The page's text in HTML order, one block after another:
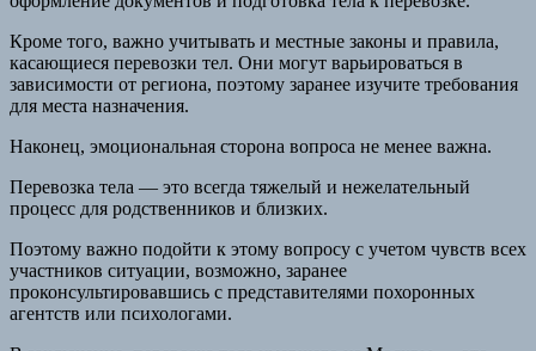
Кроме того, важно учитывать и местные законы и правила,
касающиеся перевозки тел. Они могут варьироваться в
зависимости от региона, поэтому заранее изучите требования
для места назначения.
Наконец, эмоциональная сторона вопроса не менее важна.
Перевозка тела — это всегда тяжелый и нежелательный
процесс для родственников и близких.
Поэтому важно подойти к этому вопросу с учетом чувств всех
участников ситуации, возможно, заранее
проконсультировавшись с представителями похоронных
агентств или психологами.